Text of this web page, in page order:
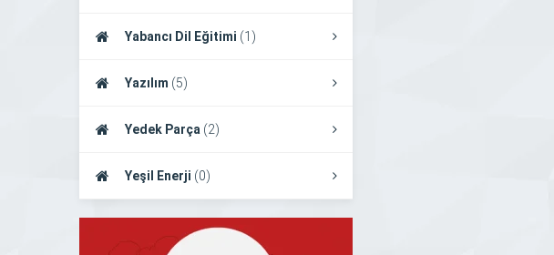
Yabancı Dil Eğitimi (1)
Yazılım (5)
Yedek Parça (2)
Yeşil Enerji (0)